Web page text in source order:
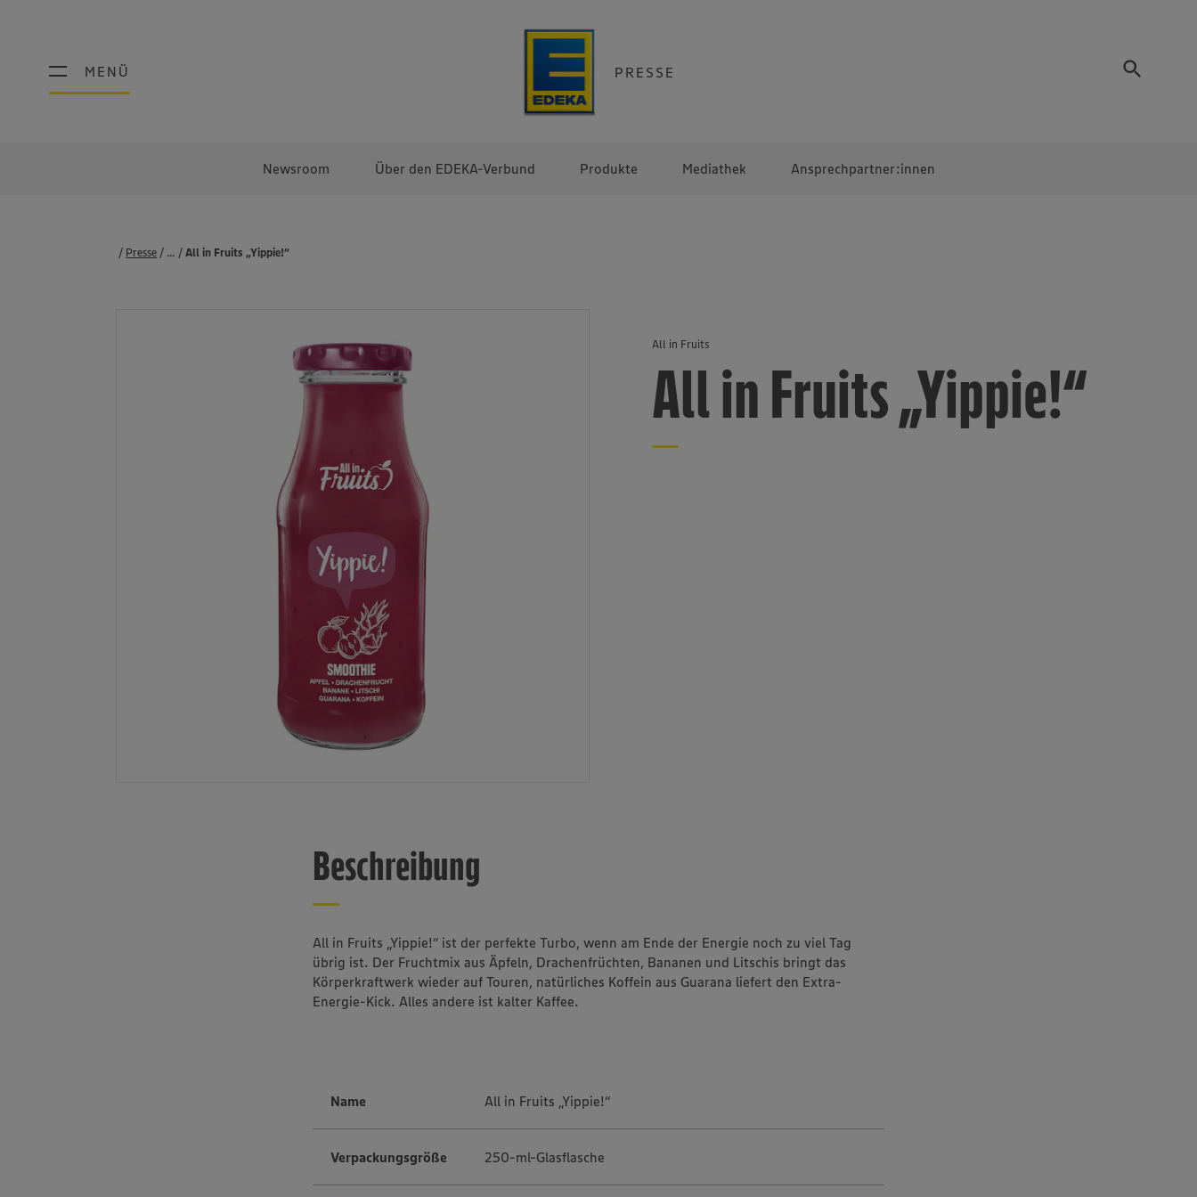
MENÜ PRESSE
MENÜ
Newsroom Über den EDEKA-Verbund Produkte Mediathek Ansprechpartner:innen
Presse Produkte
All in Fruits „Yippie!“
...
All in Fruits
All in Fruits „Yippie!“
Beschreibung
All in Fruits „Yippie!“ ist der perfekte Turbo, wenn am Ende der Energie noch zu viel Tag
übrig ist. Der Fruchtmix aus Äpfeln, Drachenfrüchten, Bananen und Litschis bringt das
Körperkraftwerk wieder auf Touren, natürliches Koffein aus Guarana liefert den Extra-
Energie-Kick. Alles andere ist kalter Kaffee.
Name All in Fruits „Yippie!“
Verpackungsgröße 250-ml-Glasflasche